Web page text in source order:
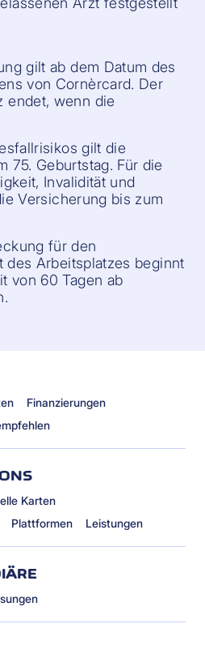
gilt ab dem Datum des
von Cornèrcard. Der
endet, wenn die
gilt die
75. Geburtstag. Für die
Invalidität und
Versicherung bis zum
für den
des Arbeitsplatzes beginnt
von 60 Tagen ab
Finanzierungen
Karten
Plattformen Leistungen